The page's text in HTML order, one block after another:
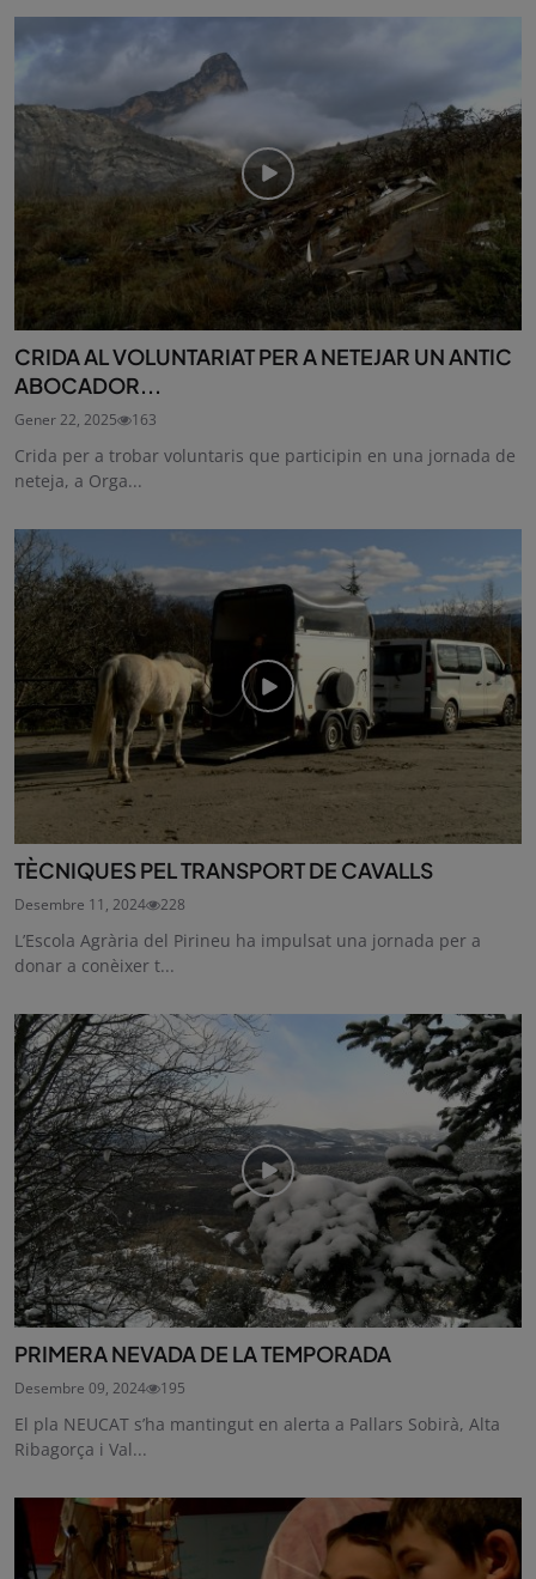
CRIDA AL VOLUNTARIAT PER A NETEJAR UN ANTIC
ABOCADOR...
Gener 22, 2025 163
Crida per a trobar voluntaris que participin en una jornada de
neteja, a Orga...
TÈCNIQUES PEL TRANSPORT DE CAVALLS
Desembre 11, 2024 228
L’Escola Agrària del Pirineu ha impulsat una jornada per a
donar a conèixer t...
PRIMERA NEVADA DE LA TEMPORADA
Desembre 09, 2024 195
El pla NEUCAT s’ha mantingut en alerta a Pallars Sobirà, Alta
Ribagorça i Val...